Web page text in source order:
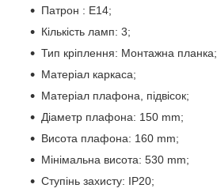
Патрон : Е14;
Кількість ламп: 3;
Тип кріплення: Монтажна планка;
Матеріал каркаса;
Матеріал плафона, підвісок;
Діаметр плафона: 150 mm;
Висота плафона: 160 mm;
Мінімальна висота: 530 mm;
Ступінь захисту: IP20;